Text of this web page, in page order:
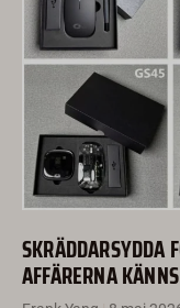
SKRÄDDARSYDDA
AFFÄRERNA